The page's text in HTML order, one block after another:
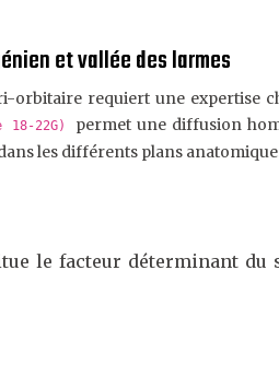
et vallée des larmes
requiert une expertise
18-22G) permet une diffusion
les différents plans
le facteur déterminant du